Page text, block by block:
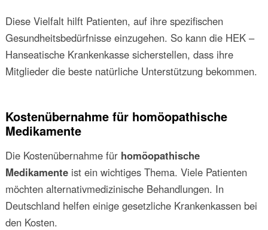
Diese Vielfalt hilft Patienten, auf ihre spezifischen
Gesundheitsbedürfnisse einzugehen. So kann die HEK –
Hanseatische Krankenkasse sicherstellen, dass ihre
Mitglieder die beste natürliche Unterstützung bekommen.
Kostenübernahme für homöopathische
Medikamente
Die Kostenübernahme für homöopathische
Medikamenteist ein wichtiges Thema. Viele Patienten
möchten alternativmedizinische Behandlungen. In
Deutschland helfen einige gesetzliche Krankenkassen bei
den Kosten.